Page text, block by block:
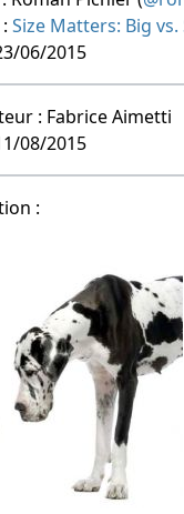
:Size Matters: Big
06/2015
: Fabrice Aimetti
08/2015
: